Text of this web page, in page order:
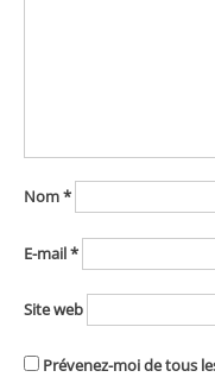
Nom*
E-mail*
Site web
Prévenez-moi de tous